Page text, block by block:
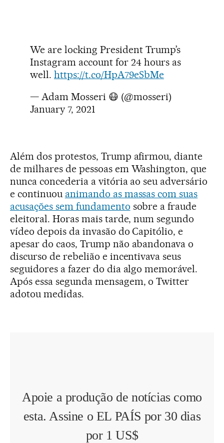
We are locking President Trump’s
Instagram account for 24 hours as
well. https://t.co/HpA79eSbMe
— Adam Mosseri 😷 (@mosseri)
January 7, 2021
Além dos protestos, Trump afirmou, diante
de milhares de pessoas em Washington, que
nunca concederia a vitória ao seu adversário
e continuou animando as massas com suas
acusações sem fundamento sobre a fraude
eleitoral. Horas mais tarde, num segundo
vídeo depois da invasão do Capitólio, e
apesar do caos, Trump não abandonava o
discurso de rebelião e incentivava seus
seguidores a fazer do dia algo memorável.
Após essa segunda mensagem, o Twitter
adotou medidas.
Apoie a produção de notícias como
esta. Assine o EL PAÍS por 30 dias
por 1 US$